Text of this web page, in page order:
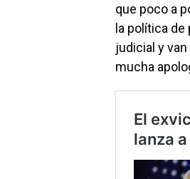
que poco a
la política de
judicial y
mucha